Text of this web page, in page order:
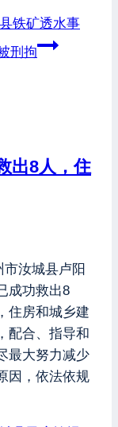
铁矿透水事
刑拘
出8人，住
汝城县卢阳
成功救出8
住房和城乡建
配合、指导和
最大努力减少
因，依法依规